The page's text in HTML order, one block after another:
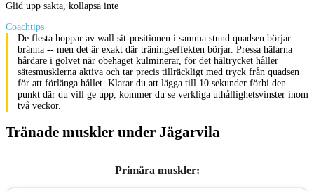
Glid upp sakta, kollapsa inte
Coachtips
De flesta hoppar av wall sit-positionen i samma stund quadsen börjar
bränna -- men det är exakt där träningseffekten börjar. Pressa hälarna
hårdare i golvet när obehaget kulminerar, för det hältrycket håller
sätesmusklerna aktiva och tar precis tillräckligt med tryck från quadsen
för att förlänga hållet. Klarar du att lägga till 10 sekunder förbi den
punkt där du vill ge upp, kommer du se verkliga uthållighetsvinster inom
två veckor.
Tränade muskler under Jägarvila
Primära muskler: